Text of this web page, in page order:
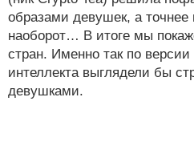
образами девушек, а
наоборот… В итоге мы
стран. Именно так по версии
интеллекта выглядели бы
девушками.